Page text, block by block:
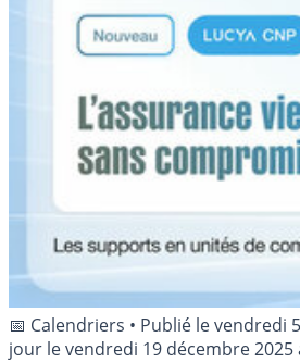
📅 Calendriers • Publié levendredi
jour levendredi 19 décembre 2025